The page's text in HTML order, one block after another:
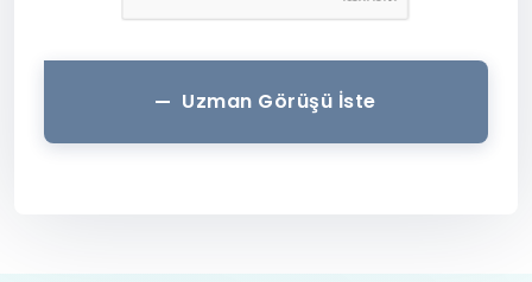
Uzman Görüşü İste